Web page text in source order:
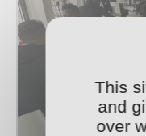
This
and
over